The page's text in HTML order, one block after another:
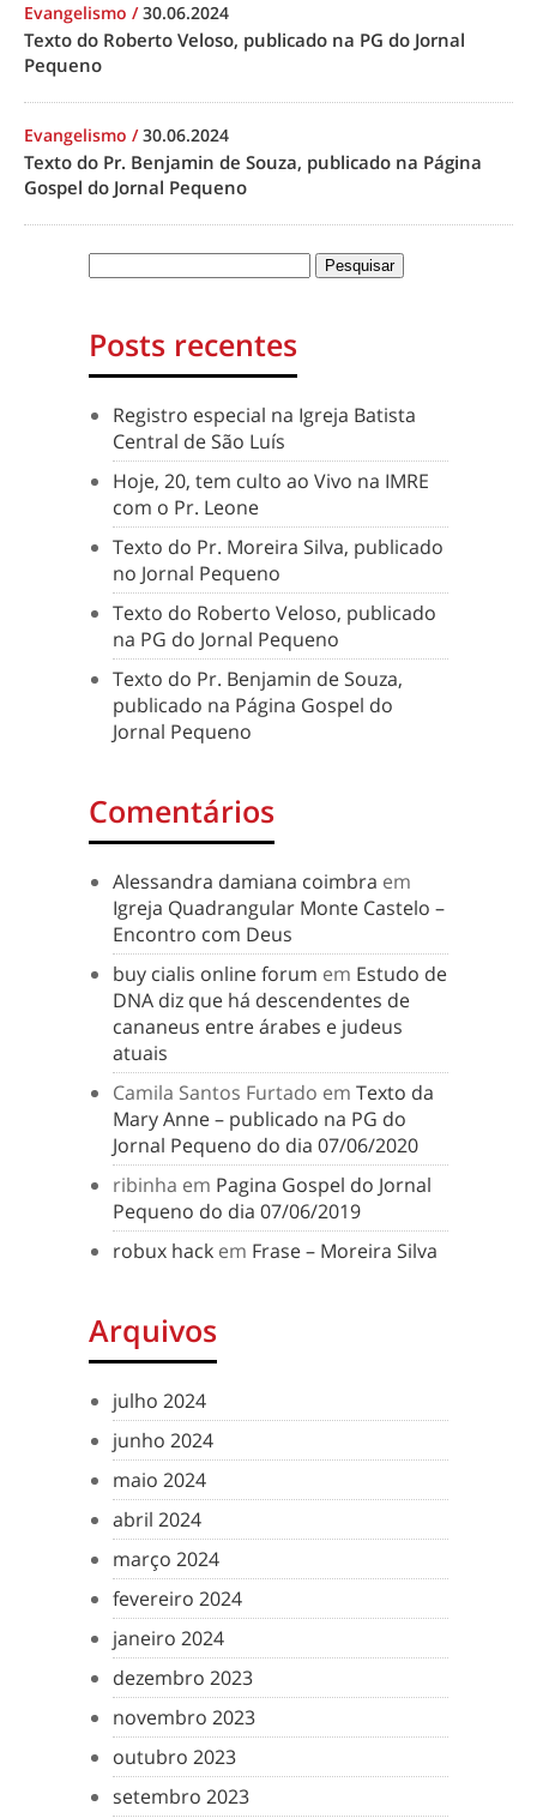
Evangelismo /30.06.2024
Texto do Roberto Veloso, publicado na PG do Jornal
Pequeno
Evangelismo /30.06.2024
Texto do Pr. Benjamin de Souza, publicado na Página
Gospel do Jornal Pequeno
Posts recentes
Registro especial na Igreja Batista
Central de São Luís
Hoje, 20, tem culto ao Vivo na IMRE
com o Pr. Leone
Texto do Pr. Moreira Silva, publicado
no Jornal Pequeno
Texto do Roberto Veloso, publicado
na PG do Jornal Pequeno
Texto do Pr. Benjamin de Souza,
publicado na Página Gospel do
Jornal Pequeno
Comentários
Alessandra damiana coimbra em
Igreja Quadrangular Monte Castelo –
Encontro com Deus
buy cialis online forum em Estudo de
DNA diz que há descendentes de
cananeus entre árabes e judeus
atuais
Camila Santos Furtado em Texto da
Mary Anne – publicado na PG do
Jornal Pequeno do dia 07/06/2020
ribinha em Pagina Gospel do Jornal
Pequeno do dia 07/06/2019
robux hack em Frase – Moreira Silva
Arquivos
julho 2024
junho 2024
maio 2024
abril 2024
março 2024
fevereiro 2024
janeiro 2024
dezembro 2023
novembro 2023
outubro 2023
setembro 2023